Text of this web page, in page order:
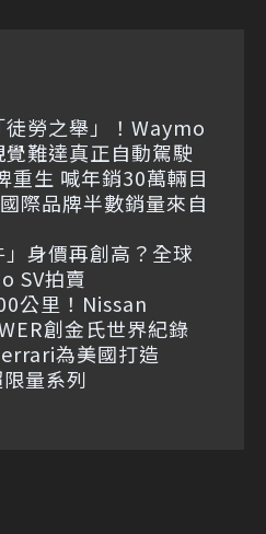
徒勞之舉」！Waymo
難達真正自動駕駛
生 喊年銷30萬輛目
際品牌半數銷量來自
身價再創高？全球
SV拍賣
公里！Nissan
創金氏世界紀錄
為美國打造
量系列